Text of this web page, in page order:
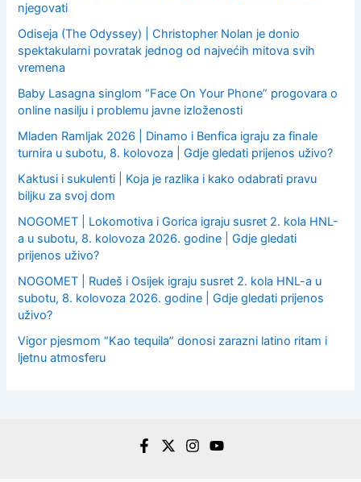
njegovati
Odiseja (The Odyssey) | Christopher Nolan je donio
spektakularni povratak jednog od najvećih mitova svih
vremena
Baby Lasagna singlom “Face On Your Phone” progovara o
online nasilju i problemu javne izloženosti
Mladen Ramljak 2026 | Dinamo i Benfica igraju za finale
turnira u subotu, 8. kolovoza | Gdje gledati prijenos uživo?
Kaktusi i sukulenti | Koja je razlika i kako odabrati pravu
biljku za svoj dom
NOGOMET | Lokomotiva i Gorica igraju susret 2. kola HNL-
a u subotu, 8. kolovoza 2026. godine | Gdje gledati
prijenos uživo?
NOGOMET | Rudeš i Osijek igraju susret 2. kola HNL-a u
subotu, 8. kolovoza 2026. godine | Gdje gledati prijenos
uživo?
Vigor pjesmom “Kao tequila” donosi zarazni latino ritam i
ljetnu atmosferu